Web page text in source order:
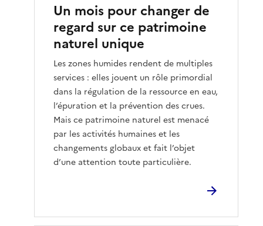
Un mois pour changer de
regard sur ce patrimoine
naturel unique
Les zones humides rendent de multiples
services : elles jouent un rôle primordial
dans la régulation de la ressource en eau,
l’épuration et la prévention des crues.
Mais ce patrimoine naturel est menacé
par les activités humaines et les
changements globaux et fait l’objet
d’une attention toute particulière.